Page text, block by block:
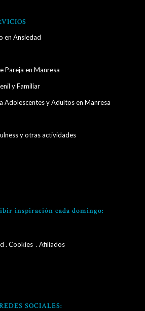
en Ansiedad
Pareja en Manresa
y Familiar
Adolescentes y Adultos en Manresa
y otras actividades
inspiración cada domingo:
. Cookies. Afiliados
SOCIALES: